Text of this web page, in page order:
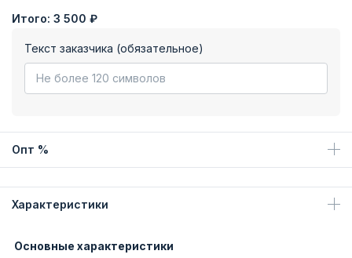
Итого: 3 500 ₽
Текст заказчика (обязательное)
Опт %
Характеристики
Основные характеристики